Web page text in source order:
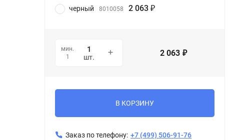
черный 8010058 2 063₽
мин.
1
шт. 2 063 ₽
В КОРЗИНУ
Заказ по телефону: +7 (499) 506-91-76